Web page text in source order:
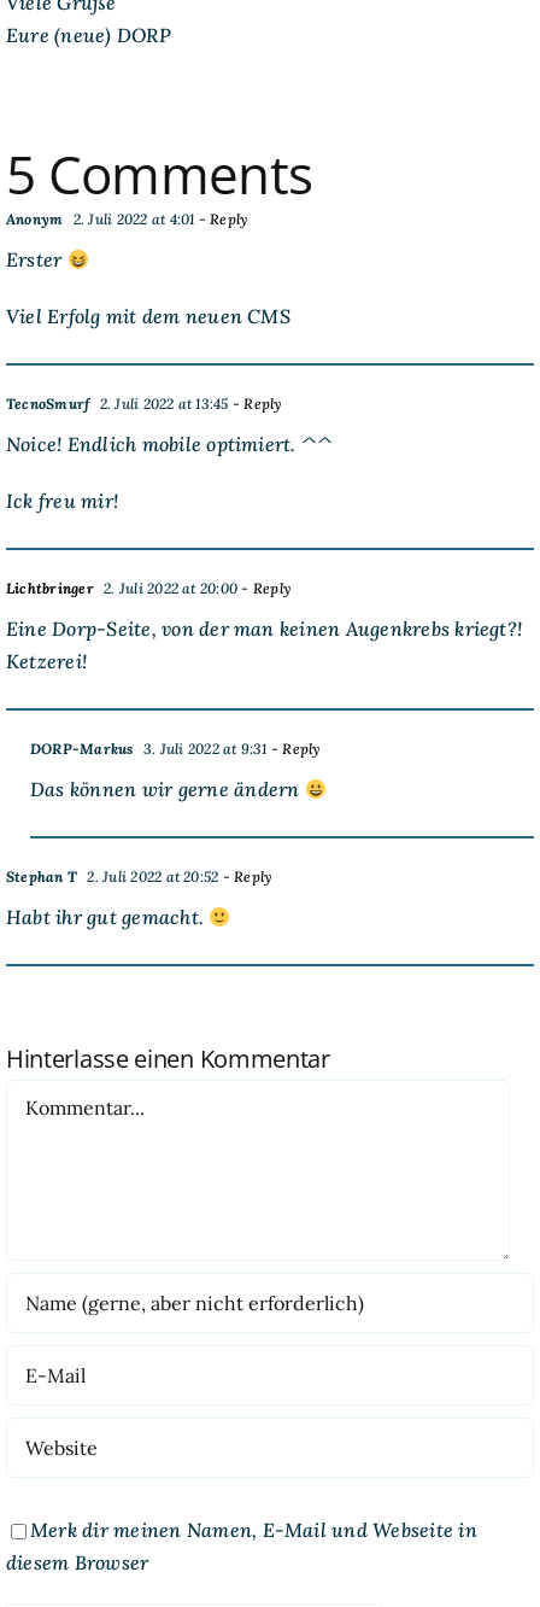
Eure (neue) DORP
5 Comments
Anonym 2. Juli 2022 at 4:01 - Reply
Erster
Viel Erfolg mit dem neuen CMS
TecnoSmurf 2. Juli 2022 at 13:45 - Reply
Noice! Endlich mobile optimiert. ^^
Ick freu mir!
Lichtbringer 2. Juli 2022 at 20:00 - Reply
Eine Dorp-Seite, von der man keinen Augenkrebs kriegt?!
Ketzerei!
DORP-Markus 3. Juli 2022 at 9:31 - Reply
Das können wir gerne ändern
Stephan T 2. Juli 2022 at 20:52 - Reply
Habt ihr gut gemacht.
Hinterlasse einen Kommentar
Merk dir meinen Namen, E-Mail und Webseite in
diesem Browser